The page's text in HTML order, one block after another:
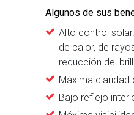
Algunos de sus
Alto control
de calor, de
reducción del
Máxima claridad
Bajo reflejo